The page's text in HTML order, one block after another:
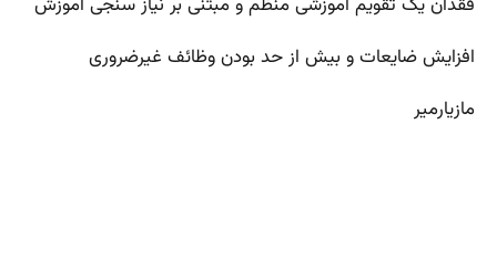
افزایش ضایعات و بیش از حد بودن وظائف غیرضروری
مازیارمیر